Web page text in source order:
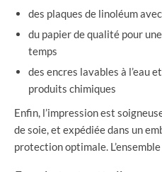
des plaques de linoléum
du papier de qualité pour
temps
des encres lavables à l’eau
produits chimiques
Enfin, l’impression est
de soie, et expédiée dans un
protection optimale.